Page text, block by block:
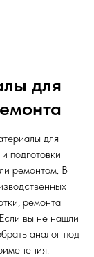
для
для
подготовки
ремонтом. В
ремонта
вы не нашли
аналог под